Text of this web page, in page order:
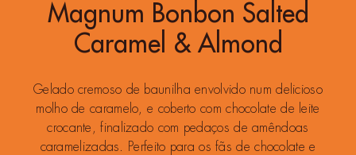
Magnum Bonbon Salted
Caramel & Almond
Gelado cremoso de baunilha envolvido num delicioso
molho de caramelo, e coberto com chocolate de leite
crocante, finalizado com pedaços de amêndoas
caramelizadas. Perfeito para os fãs de chocolate e